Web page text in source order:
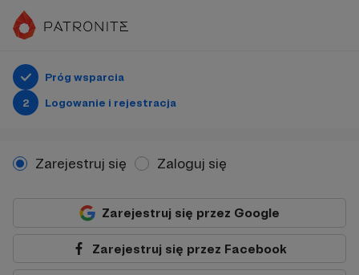
Próg wsparcia
2
Logowanie i rejestracja
Zarejestruj się Zaloguj się
Zarejestruj się przez Google
Zarejestruj się przez Facebook